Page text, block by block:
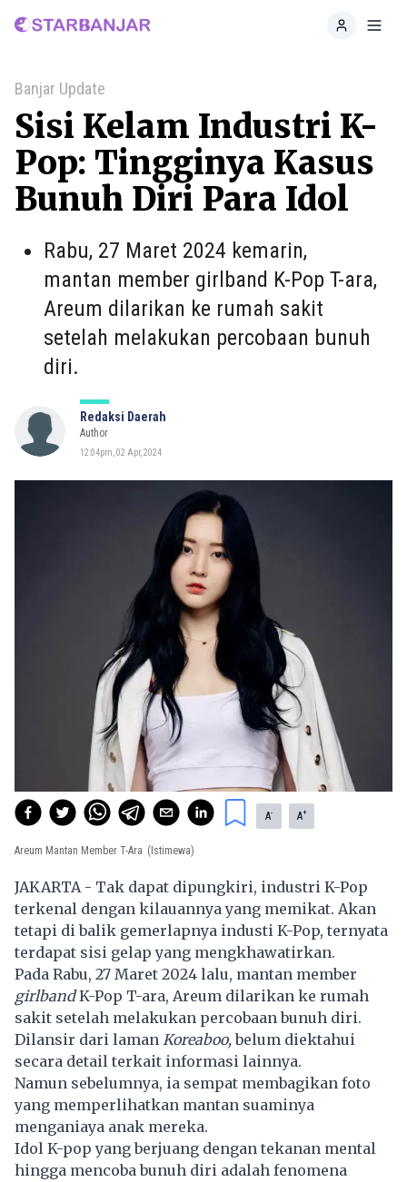
Home
Banjar Update
Sisi Kelam Industri K-
Pop: Tingginya Kasus
Bunuh Diri Para Idol
Rabu, 27 Maret 2024 kemarin,
mantan member girlband K-Pop T-ara,
Areum dilarikan ke rumah sakit
setelah melakukan percobaan bunuh
diri.
Redaksi Daerah
Author
12:04pm, 02 Apr, 2024
A- A+
Areum Mantan Member T-Ara (Istimewa)
JAKARTA - Tak dapat dipungkiri, industri K-Pop
terkenal dengan kilauannya yang memikat. Akan
tetapi di balik gemerlapnya industi K-Pop, ternyata
terdapat sisi gelap yang mengkhawatirkan.
Pada Rabu, 27 Maret 2024 lalu, mantan member
girlbandK-Pop T-ara, Areum dilarikan ke rumah
sakit setelah melakukan percobaan bunuh diri.
Dilansir dari laman Koreaboo,belum diektahui
secara detail terkait informasi lainnya.
Namun sebelumnya, ia sempat membagikan foto
yang memperlihatkan mantan suaminya
menganiaya anak mereka.
Idol K-pop yang berjuang dengan tekanan mental
hingga mencoba bunuh diri adalah fenomena